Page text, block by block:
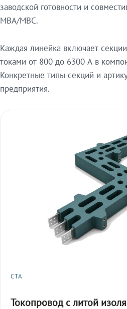
заводской готовности и
МВА/МВС.
Каждая линейка включает
токами от 800 до 6300 А в
Конкретные типы секций и
предприятия.
СТА
Токопровод с литой